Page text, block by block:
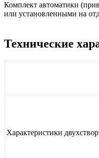
Комплект автоматики
или установленными на
Технические
Характеристики